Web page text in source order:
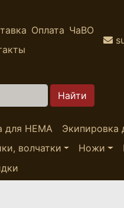
Оплата ЧаВО
для HEMA
волчатки Ножи